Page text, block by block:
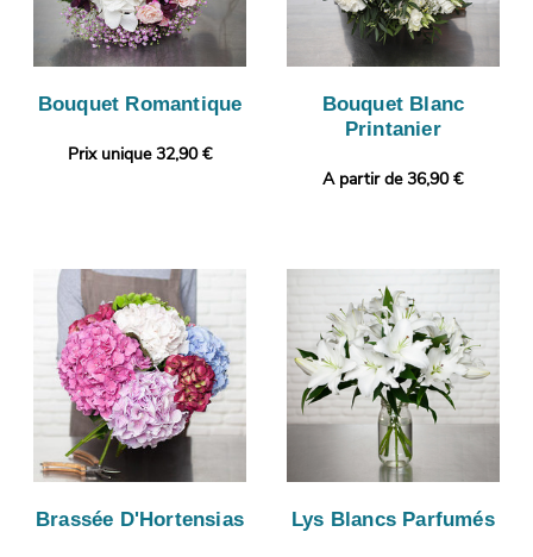
Bouquet Romantique
Prix unique 32,90 €
Bouquet Blanc
Printanier
A partir de 36,90 €
Brassée D'Hortensias Lys Blancs Parfumés